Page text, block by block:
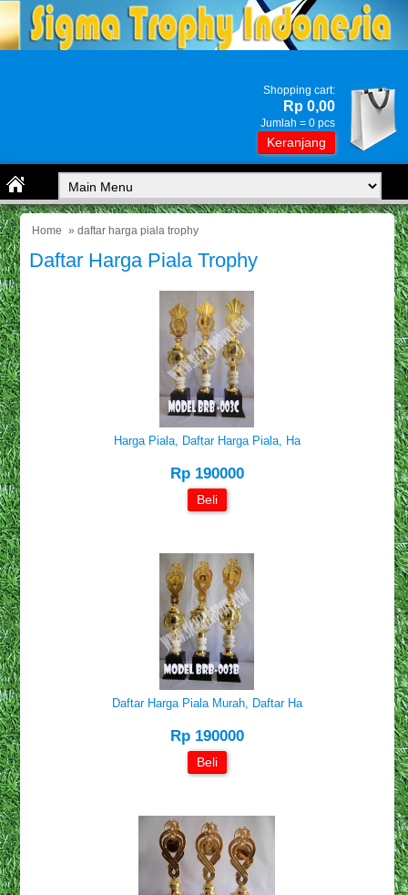
Shopping cart:
Rp 0,00
Jumlah = 0 pcs
Keranjang
Home » daftar harga piala trophy
Daftar Harga Piala Trophy
Harga Piala, Daftar Harga Piala, Ha
Rp 190000
Beli
Daftar Harga Piala Murah, Daftar Ha
Rp 190000
Beli